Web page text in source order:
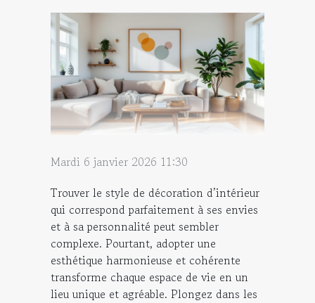
Mardi 6 janvier 2026 11:30
Trouver le style de décoration d’intérieur
qui correspond parfaitement à ses envies
et à sa personnalité peut sembler
complexe. Pourtant, adopter une
esthétique harmonieuse et cohérente
transforme chaque espace de vie en un
lieu unique et agréable. Plongez dans les